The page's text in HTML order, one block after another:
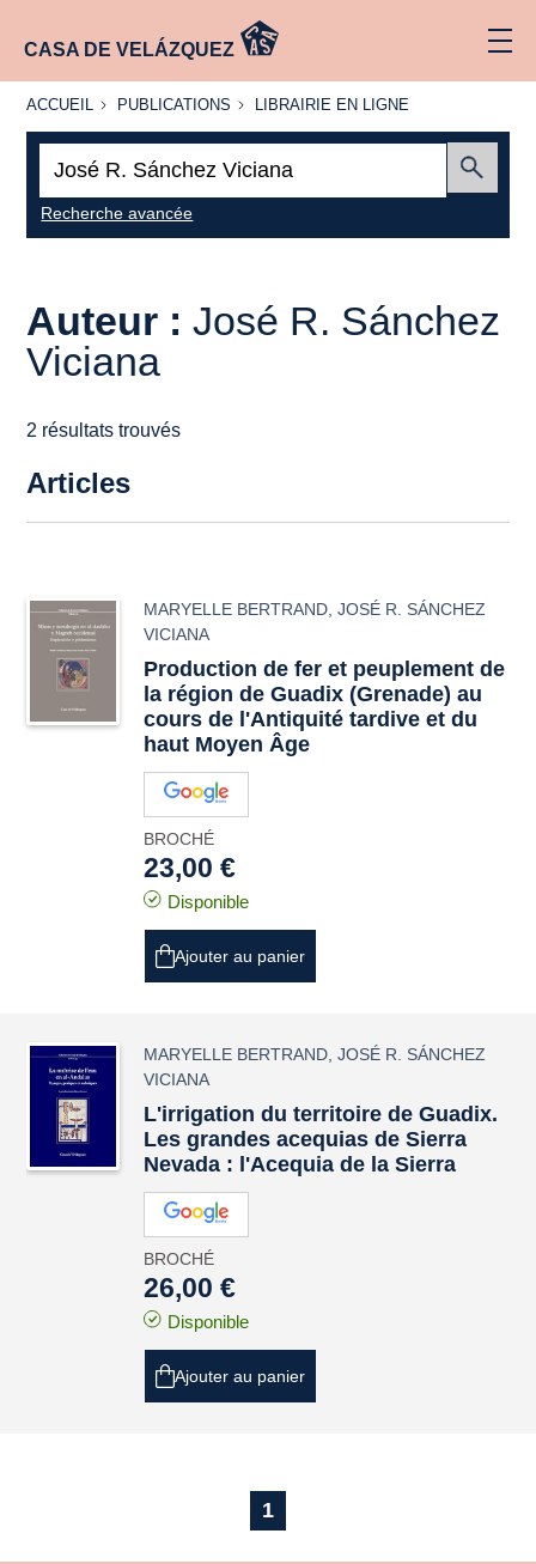
CASA DE VELÁZQUEZ
ACCUEIL
ACCUEIL PUBLICATIONS
PUBLICATIONS
LIBRAIRIE
LIBRAIRIE EN LIGNE
Recherche avancée
Auteur :José R. Sánchez
Viciana
2 résultats trouvés
Articles
MARYELLE BERTRAND ,JOSÉ R. SÁNCHEZ
VICIANA
Production de fer et peuplement de
la région de Guadix (Grenade) au
cours de l'Antiquité tardive et du
haut Moyen Âge
BROCHÉ
23,00 €
Disponible
Ajouter au panier
MARYELLE BERTRAND ,JOSÉ R. SÁNCHEZ
VICIANA
L'irrigation du territoire de Guadix.
Les grandes acequias de Sierra
Nevada : l'Acequia de la Sierra
BROCHÉ
26,00 €
Disponible
Ajouter au panier
1